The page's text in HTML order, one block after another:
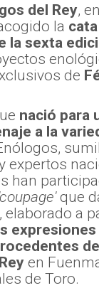
del Rey,
la
la sexta
de
nació para
a la
expertos
han
'coupage'que
elaborado a
expresiones
en
de Toro.